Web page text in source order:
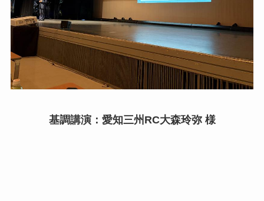
基調講演：愛知三州RC大森玲弥 様